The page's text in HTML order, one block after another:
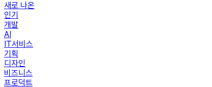
새로 나온
인기
개발
AI
IT서비스
기획
디자인
비즈니스
프로덕트